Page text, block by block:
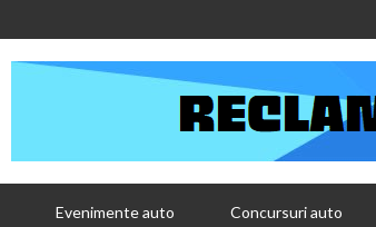
Evenimente auto Concursuri auto